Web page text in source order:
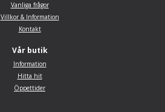
Vanliga frågor
Villkor & Information
Kontakt
Vår butik
Information
Hitta hit
Öppettider